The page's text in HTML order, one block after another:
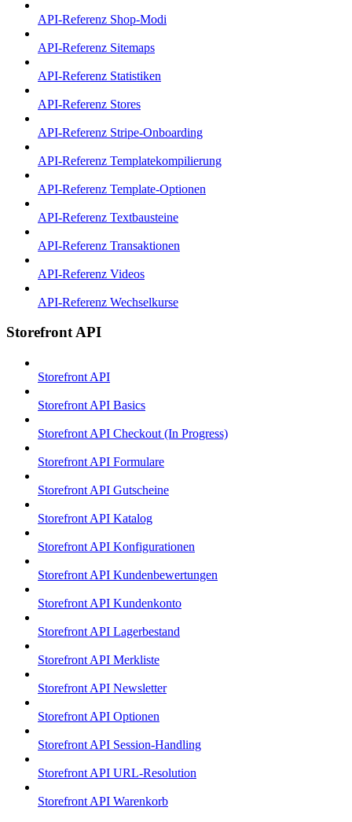
API-Referenz Shop-Modi
API-Referenz Sitemaps
API-Referenz Statistiken
API-Referenz Stores
API-Referenz Stripe-Onboarding
API-Referenz Templatekompilierung
API-Referenz Template-Optionen
API-Referenz Textbausteine
API-Referenz Transaktionen
API-Referenz Videos
API-Referenz Wechselkurse
Storefront API
Storefront API
Storefront API Basics
Storefront API Checkout (In Progress)
Storefront API Formulare
Storefront API Gutscheine
Storefront API Katalog
Storefront API Konfigurationen
Storefront API Kundenbewertungen
Storefront API Kundenkonto
Storefront API Lagerbestand
Storefront API Merkliste
Storefront API Newsletter
Storefront API Optionen
Storefront API Session-Handling
Storefront API URL-Resolution
Storefront API Warenkorb